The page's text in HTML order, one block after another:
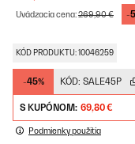
Uvádzacia cena:269,90 € -
KÓD PRODUKTU: 10046259
-45% KÓD: SALE45P
S KUPÓNOM: 69,80 €
Podmienky použitia